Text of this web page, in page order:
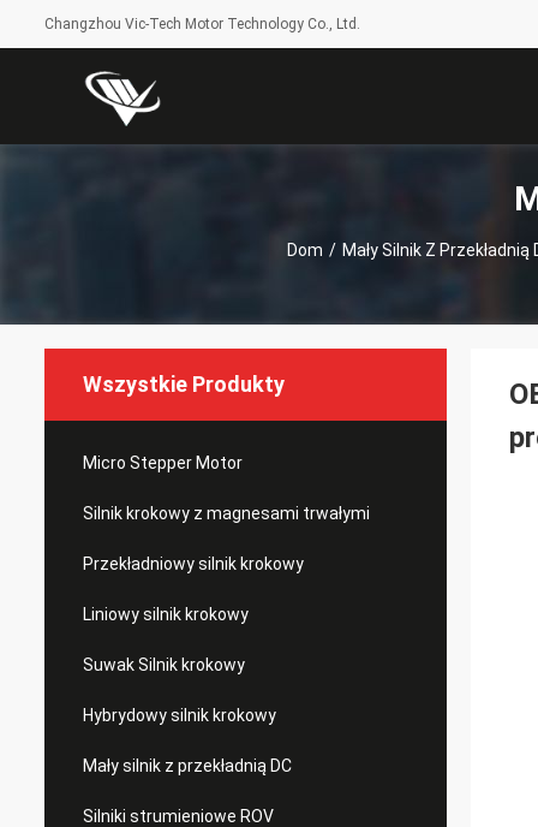
Changzhou Vic-Tech Motor Technology Co., Ltd.
Dom / Mały Silnik Z Przekładnią
Wszystkie Produkty
Micro Stepper Motor
Silnik krokowy z magnesami trwałymi
Przekładniowy silnik krokowy
Liniowy silnik krokowy
Suwak Silnik krokowy
Hybrydowy silnik krokowy
Mały silnik z przekładnią DC
Silniki strumieniowe ROV